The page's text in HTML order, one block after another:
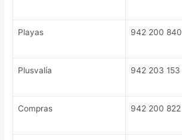
Playas 942 200 840
Plusvalía 942 203 153
Compras 942 200 822